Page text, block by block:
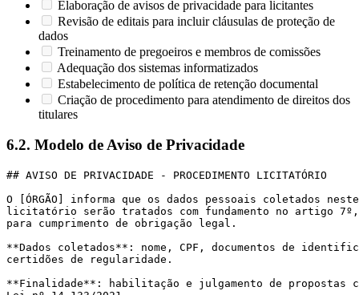
Elaboração de avisos de privacidade para licitantes
Revisão de editais para incluir cláusulas de proteção de
dados
Treinamento de pregoeiros e membros de comissões
Adequação dos sistemas informatizados
Estabelecimento de política de retenção documental
Criação de procedimento para atendimento de direitos dos
titulares
6.2. Modelo de Aviso de Privacidade
## AVISO DE PRIVACIDADE - PROCEDIMENTO LICITATÓRIO
O [ÓRGÃO] informa que os dados pessoais coletados
licitatório serão tratados com fundamento no artigo
para cumprimento de obrigação legal.
**Dados coletados**: nome, CPF, documentos de
certidões de regularidade.
**Finalidade**: habilitação e julgamento de propostas